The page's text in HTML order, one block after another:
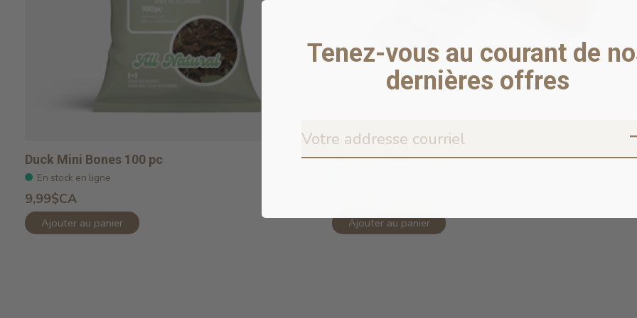
Duck Mini Bones 100 pc
En stock en ligne
9,99$CA
Ajouter au panier
Monster Bully Stick 6"
Ajouter au panier
Tenez-vous au courant de
dernières offres